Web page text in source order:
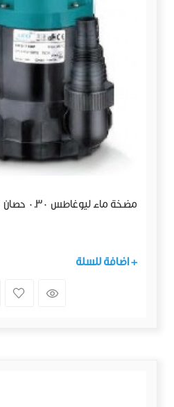
مضخة ماء ليوغاطس 0.30 حصان 0.32 انش بلاستيك
+ اضافة للسلة